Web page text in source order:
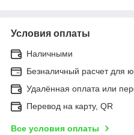
Условия оплаты
Наличными
Безналичный расчет для
Удалённая оплата или
Перевод на карту, QR
Все условия оплаты